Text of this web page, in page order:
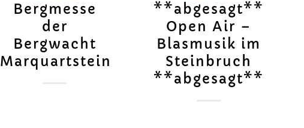
Bergmesse
der
Bergwacht
Marquartstein
**abgesagt**
Open Air –
Blasmusik im
Steinbruch
**abgesagt**